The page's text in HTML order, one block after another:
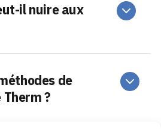
il nuire aux
de
?